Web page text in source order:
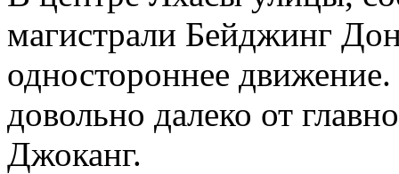
магистрали Бейджинг
одностороннее
довольно далеко от
Джоканг.